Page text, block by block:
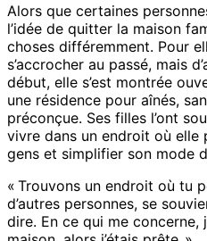
Alors que certaines
l’idée de quitter la maison
choses différemment. Pour
s’accrocher au passé, mais
début, elle s’est montrée
une résidence pour aînés,
préconçue. Ses filles l’ont
vivre dans un endroit où elle
gens et simplifier son mode
« Trouvons un endroit où tu
d’autres personnes, se
dire. En ce qui me concerne,